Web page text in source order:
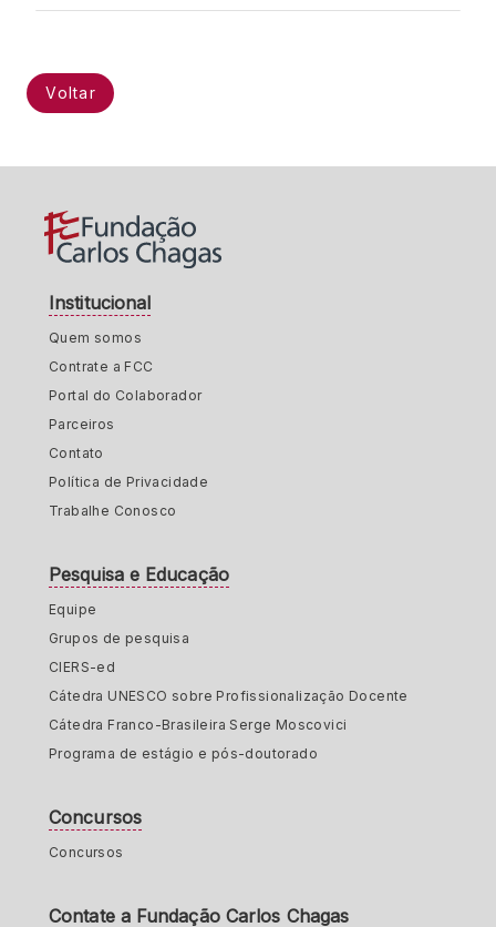
Voltar
Institucional
Quem somos
Contrate a FCC
Portal do Colaborador
Parceiros
Contato
Política de Privacidade
Trabalhe Conosco
Pesquisa e Educação
Equipe
Grupos de pesquisa
CIERS-ed
Cátedra UNESCO sobre Profissionalização Docente
Cátedra Franco-Brasileira Serge Moscovici
Programa de estágio e pós-doutorado
Concursos
Concursos
Contate a Fundação Carlos Chagas